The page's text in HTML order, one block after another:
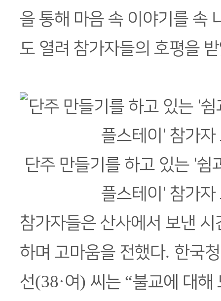
을 통해 마음 속 이야기를 속
도 열려 참가자들의 호평을
단주 만들기를 하고 있는 '쉼
플스테이' 참가자
참가자들은 산사에서 보낸
하며 고마움을 전했다. 한국
선(38·여) 씨는 “불교에 대해